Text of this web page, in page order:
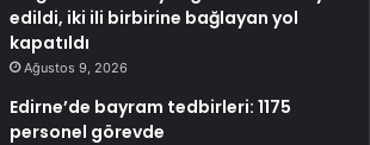
edildi, iki ili birbirine bağlayan yol
kapatıldı
Ağustos 9, 2026
Edirne’de bayram tedbirleri: 1175
personel görevde